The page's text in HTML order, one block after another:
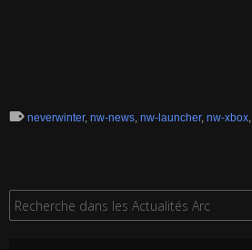
neverwinter, nw-news, nw-launcher, nw-xbox,